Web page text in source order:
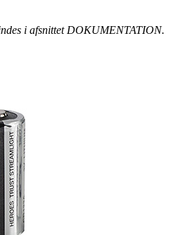
i afsnittet DOKUMENTATION.